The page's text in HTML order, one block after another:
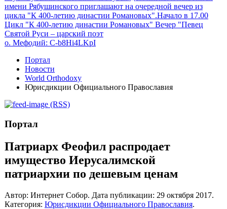
имени Рябушинского приглашают на очередной вечер из
цикла "К 400-летию династии Романовых".Начало в 17.00
Цикл "К 400-летию династии Романовых" Вечер "Певец
Святой Руси – царский поэт
о. Мефодий: C-b8Hi4LKpI
Портал
Новости
World Orthodoxy
Юрисдикции Официального Православия
(RSS)
Портал
Патриарх Феофил распродает
имущество Иерусалимской
патриархии по дешевым ценам
Автор: Интернет Собор. Дата публикации: 29 октября 2017.
Категория: Юрисдикции Официального Православия.